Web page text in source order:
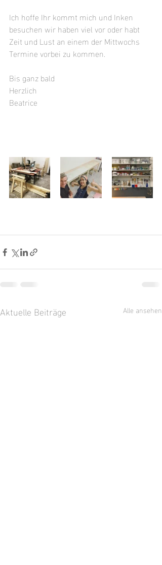
Ich hoffe Ihr kommt mich und Inken
besuchen wir haben viel vor oder habt
Zeit und Lust an einem der Mittwochs
Termine vorbei zu kommen.
Bis ganz bald
Herzlich
Beatrice
Aktuelle Beiträge Alle ansehen